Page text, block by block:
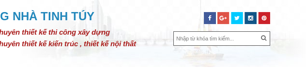
NHÀ TINH TÚY
thiết kế thi công xây dựng
thiết kế kiến trúc , thiết kế nội thất